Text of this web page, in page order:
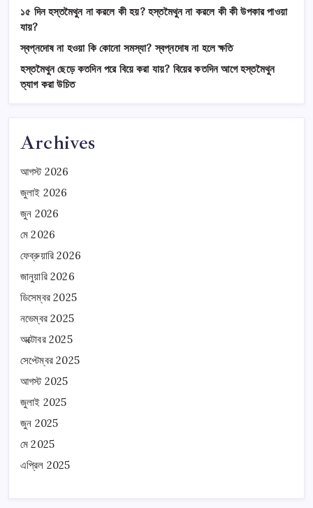
১৫ দিন হস্তমৈথুন না করলে কী হয়? হস্তমৈথুন না করলে কী কী উপকার পাওয়া
যায়?
স্বপ্নদোষ না হওয়া কি কোনো সমস্যা? স্বপ্নদোষ না হলে ক্ষতি
হস্তমৈথুন ছেড়ে কতদিন পরে বিয়ে করা যায়? বিয়ের কতদিন আগে হস্তমৈথুন
ত্যাগ করা উচিত
Archives
আগস্ট 2026
জুলাই 2026
জুন 2026
মে 2026
ফেব্রুয়ারি 2026
জানুয়ারি 2026
ডিসেম্বর 2025
নভেম্বর 2025
অক্টোবর 2025
সেপ্টেম্বর 2025
আগস্ট 2025
জুলাই 2025
জুন 2025
মে 2025
এপ্রিল 2025